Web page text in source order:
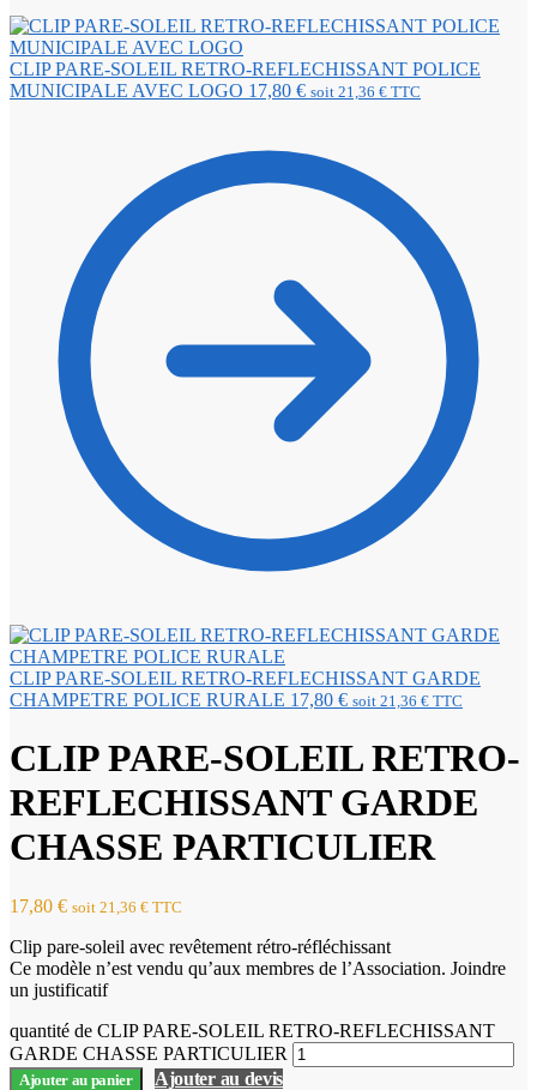
CLIP PARE-SOLEIL RETRO-REFLECHISSANT POLICE
MUNICIPALE AVEC LOGO 17,80 € soit 21,36 € TTC
CLIP PARE-SOLEIL RETRO-REFLECHISSANT GARDE
CHAMPETRE POLICE RURALE 17,80 € soit 21,36 € TTC
CLIP PARE-SOLEIL RETRO-
REFLECHISSANT GARDE
CHASSE PARTICULIER
17,80 € soit 21,36 € TTC
Clip pare-soleil avec revêtement rétro-réfléchissant
Ce modèle n’est vendu qu’aux membres de l’Association. Joindre
un justificatif
quantité de CLIP PARE-SOLEIL RETRO-REFLECHISSANT
GARDE CHASSE PARTICULIER
Ajouter au panier Ajouter au devis